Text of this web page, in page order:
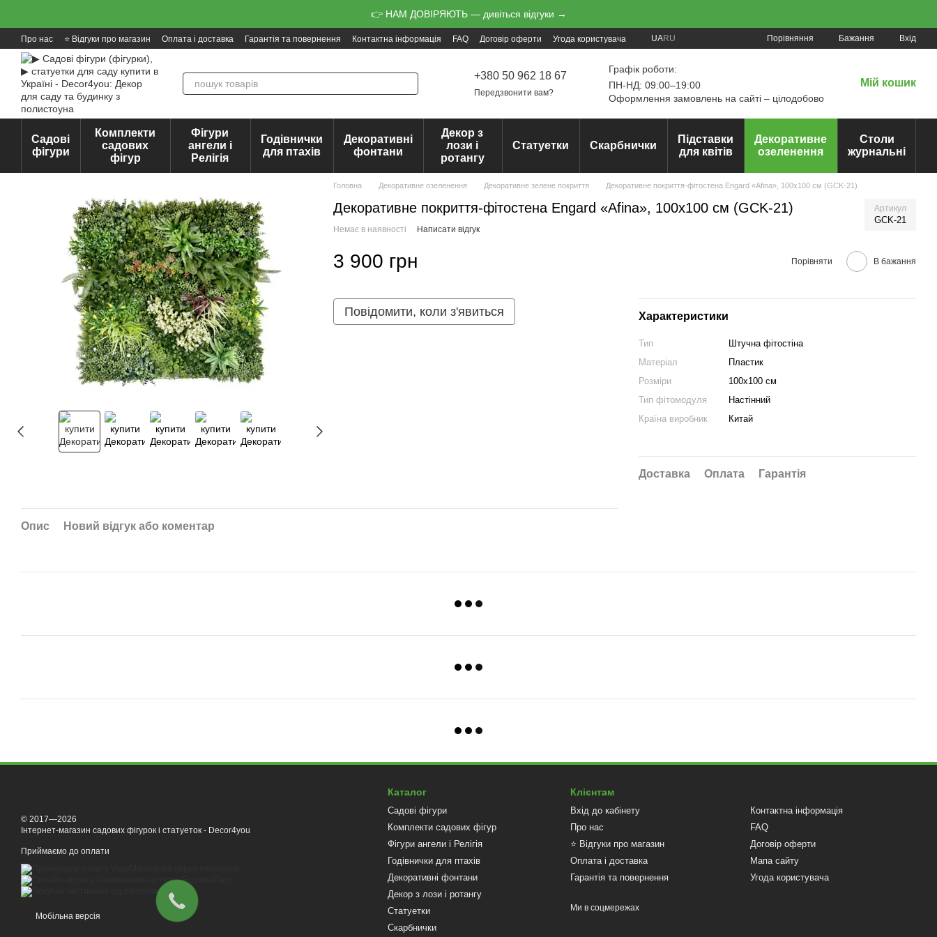
👉 НАМ ДОВІРЯЮТЬ — дивіться відгуки →
Про нас ⭐ Відгуки про магазин Оплата і доставка Гарантія та повернення Контактна інформація FAQ Договір оферти Угода користувача UARU Порівняння Бажання Вхід
+380 50 962 18 67
Передзвонити вам?
Графік роботи:
ПН-НД: 09:00–19:00
Оформлення замовлень на сайті – цілодобово
Мій кошик
Садові
фігури
Комплекти
садових
фігур
Фігури
ангели і
Релігія
Годівнички
для птахів
Декоративні
фонтани
Декор з
лози і
ротангу
Статуетки Скарбнички
Підставки
для квітів
Декоративне
озеленення
Столи
журнальні
Головна Декоративне озеленення Декоративне зелене покриття Декоративне покриття-фітостена Engard «Afina», 100х100 см (GCK-21)
Декоративне покриття-фітостена Engard «Afina», 100х100 см (GCK-21) Артикул
GCK-21
Немає в наявності Написати відгук
3 900 грн Порівняти В бажання
Повідомити, коли з'явиться Характеристики
Тип
Штучна фітостіна
Матеріал
Пластик
Розміри
100х100 см
Тип фітомодуля
Настінний
Країна виробник
Китай
Доставка Оплата Гарантія
Опис Новий відгук або коментар
© 2017—2026
Інтернет-магазин садових фігурок і статуеток - Decor4you
Приймаємо до оплати
Мобільна версія
Каталог
Садові фігури
Комплекти садових фігур
Фігури ангели і Релігія
Годівнички для птахів
Декоративні фонтани
Декор з лози і ротангу
Статуетки
Скарбнички
Клієнтам
Вхід до кабінету
Про нас
⭐ Відгуки про магазин
Оплата і доставка
Гарантія та повернення
Контактна інформація
FAQ
Договір оферти
Мапа сайту
Угода користувача
Ми в соцмережах